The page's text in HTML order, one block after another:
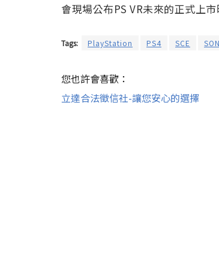
會現場公布PS VR未來的正式上市
Tags: PlayStation PS4 SCE
您也許會喜歡：
立達合法徵信社-讓您安心的選擇